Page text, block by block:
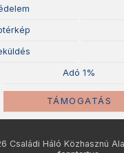
Adó 1%
TÁMOGATÁS
Családi Háló Közhasznú